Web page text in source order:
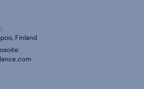
Finland